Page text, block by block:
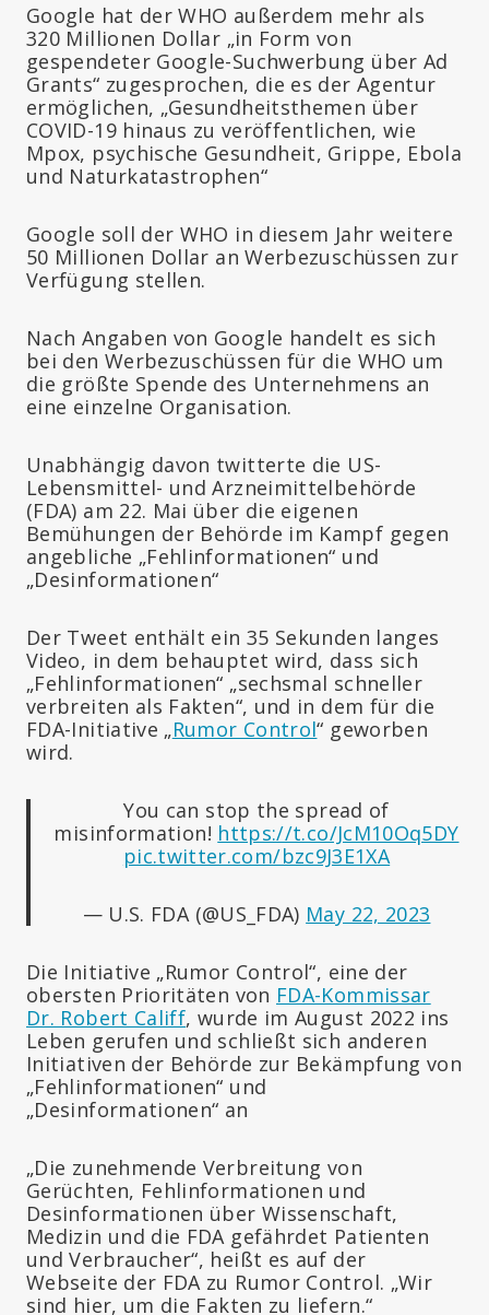
Google hat der WHO außerdem mehr als
320 Millionen Dollar „in Form von
gespendeter Google-Suchwerbung über Ad
Grants“ zugesprochen, die es der Agentur
ermöglichen, „Gesundheitsthemen über
COVID-19 hinaus zu veröffentlichen, wie
Mpox, psychische Gesundheit, Grippe, Ebola
und Naturkatastrophen“
Google soll der WHO in diesem Jahr weitere
50 Millionen Dollar an Werbezuschüssen zur
Verfügung stellen.
Nach Angaben von Google handelt es sich
bei den Werbezuschüssen für die WHO um
die größte Spende des Unternehmens an
eine einzelne Organisation.
Unabhängig davon twitterte die US-
Lebensmittel- und Arzneimittelbehörde
(FDA) am 22. Mai über die eigenen
Bemühungen der Behörde im Kampf gegen
angebliche „Fehlinformationen“ und
„Desinformationen“
Der Tweet enthält ein 35 Sekunden langes
Video, in dem behauptet wird, dass sich
„Fehlinformationen“ „sechsmal schneller
verbreiten als Fakten“, und in dem für die
FDA-Initiative „Rumor Control“ geworben
wird.
You can stop the spread of
misinformation! https://t.co/JcM10Oq5DY
pic.twitter.com/bzc9J3E1XA
— U.S. FDA (@US_FDA) May 22, 2023
Die Initiative „Rumor Control“, eine der
obersten Prioritäten von FDA-Kommissar
Dr. Robert Califf, wurde im August 2022 ins
Leben gerufen und schließt sich anderen
Initiativen der Behörde zur Bekämpfung von
„Fehlinformationen“ und
„Desinformationen“ an
„Die zunehmende Verbreitung von
Gerüchten, Fehlinformationen und
Desinformationen über Wissenschaft,
Medizin und die FDA gefährdet Patienten
und Verbraucher“, heißt es auf der
Webseite der FDA zu Rumor Control. „Wir
sind hier, um die Fakten zu liefern.“